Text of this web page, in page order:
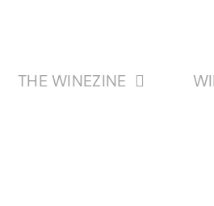
THE WINEZINE